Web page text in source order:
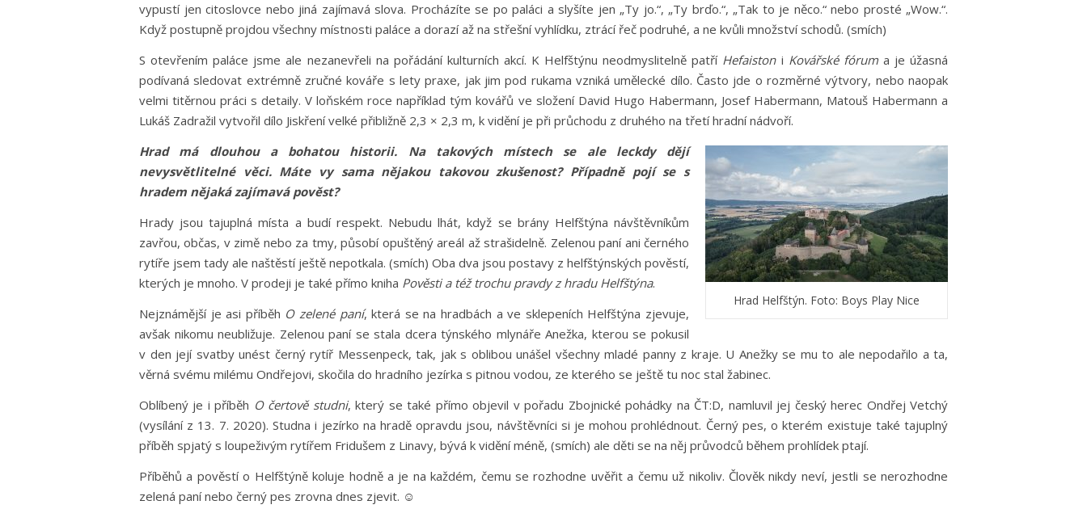
vypustí jen citoslovce nebo jiná zajímavá slova. Procházíte se po paláci a slyšíte jen „Ty jo.“, „Ty brďo.“, „Tak to je něco.“ nebo prosté „Wow.“.
Když postupně projdou všechny místnosti paláce a dorazí až na střešní vyhlídku, ztrácí řeč podruhé, a ne kvůli množství schodů. (smích)
S otevřením paláce jsme ale nezanevřeli na pořádání kulturních akcí. K Helfštýnu neodmyslitelně patří Hefaistoni Kovářské fóruma je úžasná
podívaná sledovat extrémně zručné kováře s lety praxe, jak jim pod rukama vzniká umělecké dílo. Často jde o rozměrné výtvory, nebo naopak
velmi titěrnou práci s detaily. V loňském roce například tým kovářů ve složení David Hugo Habermann, Josef Habermann, Matouš Habermann a
Lukáš Zadražil vytvořil dílo Jiskření velké přibližně 2,3 × 2,3 m, k vidění je při průchodu z druhého na třetí hradní nádvoří.
Hrad Helfštýn. Foto: Boys Play Nice
Hrad má dlouhou a bohatou historii. Na takových místech se ale leckdy dějí
nevysvětlitelné věci. Máte vy sama nějakou takovou zkušenost? Případně pojí se s
hradem nějaká zajímavá pověst?
Hrady jsou tajuplná místa a budí respekt. Nebudu lhát, když se brány Helfštýna návštěvníkům
zavřou, občas, v zimě nebo za tmy, působí opuštěný areál až strašidelně. Zelenou paní ani černého
rytíře jsem tady ale naštěstí ještě nepotkala. (smích) Oba dva jsou postavy z helfštýnských pověstí,
kterých je mnoho. V prodeji je také přímo kniha Pověsti a též trochu pravdy z hradu Helfštýna.
Nejznámější je asi příběh O zelené paní, která se na hradbách a ve sklepeních Helfštýna zjevuje,
avšak nikomu neubližuje. Zelenou paní se stala dcera týnského mlynáře Anežka, kterou se pokusil
v den její svatby unést černý rytíř Messenpeck, tak, jak s oblibou unášel všechny mladé panny z kraje. U Anežky se mu to ale nepodařilo a ta,
věrná svému milému Ondřejovi, skočila do hradního jezírka s pitnou vodou, ze kterého se ještě tu noc stal žabinec.
Oblíbený je i příběh O čertově studni, který se také přímo objevil v pořadu Zbojnické pohádky na ČT:D, namluvil jej český herec Ondřej Vetchý
(vysílání z 13. 7. 2020). Studna i jezírko na hradě opravdu jsou, návštěvníci si je mohou prohlédnout. Černý pes, o kterém existuje také tajuplný
příběh spjatý s loupeživým rytířem Fridušem z Linavy, bývá k vidění méně, (smích) ale děti se na něj průvodců během prohlídek ptají.
Příběhů a pověstí o Helfštýně koluje hodně a je na každém, čemu se rozhodne uvěřit a čemu už nikoliv. Člověk nikdy neví, jestli se nerozhodne
zelená paní nebo černý pes zrovna dnes zjevit. ☺